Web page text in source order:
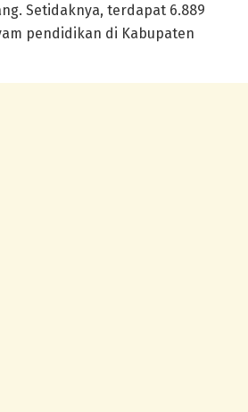
Setidaknya, terdapat 6.889
pendidikan di Kabupaten